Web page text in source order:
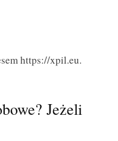
https://xpil.eu.
Jeżeli